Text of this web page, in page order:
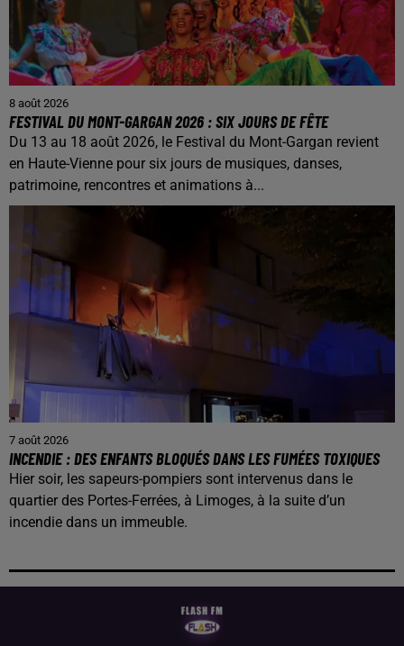
8 août 2026
FESTIVAL DU MONT-GARGAN 2026 : SIX JOURS DE FÊTE
Du 13 au 18 août 2026, le Festival du Mont-Gargan revient
en Haute-Vienne pour six jours de musiques, danses,
patrimoine, rencontres et animations à...
7 août 2026
INCENDIE : DES ENFANTS BLOQUÉS DANS LES FUMÉES TOXIQUES
Hier soir, les sapeurs-pompiers sont intervenus dans le
quartier des Portes-Ferrées, à Limoges, à la suite d’un
incendie dans un immeuble.